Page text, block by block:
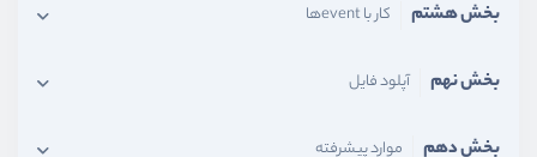
بخش هشتم کار با eventها
بخش نهم آپلود فایل
بخش دهم موارد پیشرفته